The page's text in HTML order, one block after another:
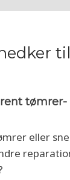
tømrer-
eller